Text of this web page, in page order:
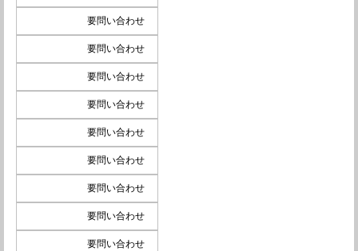
要問い合わせ
要問い合わせ
要問い合わせ
要問い合わせ
要問い合わせ
要問い合わせ
要問い合わせ
要問い合わせ
要問い合わせ